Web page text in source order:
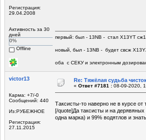
Регистрация:
29.04.2008
Активность за 30
дней
0%
Offline
первый: был - 13NB - стал Х13YT
новый, был - 13NB - будет свсж
оба с СЕКУ и электронным
victor13
Карма: +7/-0
Сообщений: 440
Из:РУБЕЖНОЕ
Регистрация:
27.11.2015
Re: Тяжёлая судьба
« Ответ #7181 : 08-09-2020,
Таксисты-то наверно не в курсе
[/quote]Да таксисты и на
одна марка) и 99% водятлов и